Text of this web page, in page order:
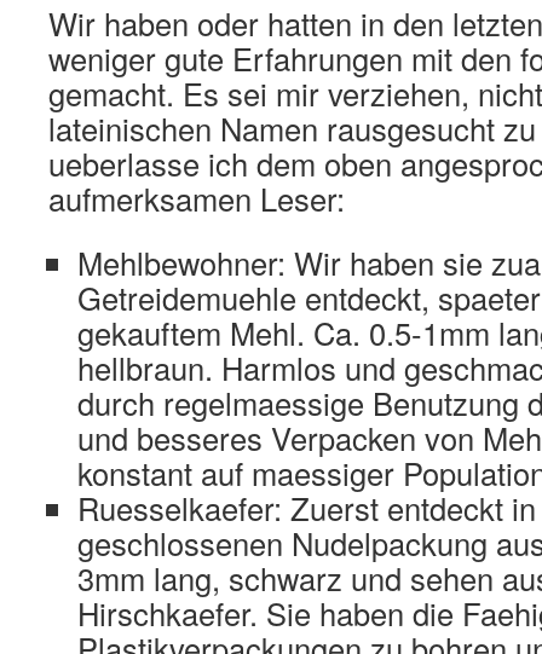
Wir haben oder hatten in den
weniger gute Erfahrungen mit den
gemacht. Es sei mir verziehen,
lateinischen Namen rausgesucht
ueberlasse ich dem oben
aufmerksamen Leser:
Mehlbewohner: Wir haben sie
Getreidemuehle entdeckt,
gekauftem Mehl. Ca. 0.5-1mm
hellbraun. Harmlos und
durch regelmaessige Benutzung
und besseres Verpacken von
konstant auf maessiger
Ruesselkaefer: Zuerst entdeckt
geschlossenen Nudelpackung
3mm lang, schwarz und sehen
Hirschkaefer. Sie haben die